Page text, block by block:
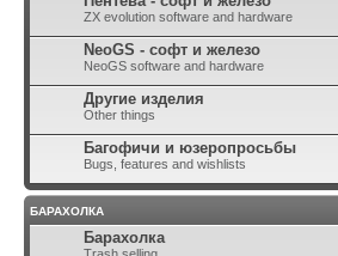
ZX evolution software and hardware
NeoGS - софт и железо
NeoGS software and hardware
Другие изделия
Other things
Багофичи и юзеропросьбы
Bugs, features and wishlists
БАРАХОЛКА
Барахолка